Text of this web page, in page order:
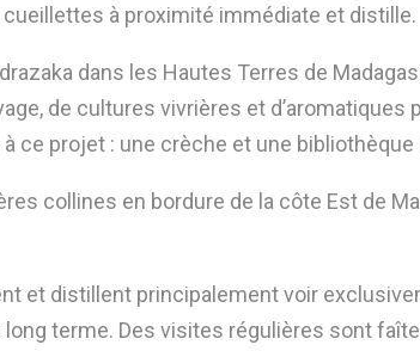
à proximité immédiate et distille.
dans les Hautes Terres de
de cultures vivrières et d’aromatiques
projet : une crèche et une
collines en bordure de la côte Est de
et distillent principalement voir
long terme. Des visites régulières sont